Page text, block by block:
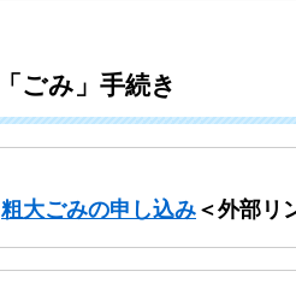
「ごみ」手続き
粗大ごみの申し込み ＜外部リ